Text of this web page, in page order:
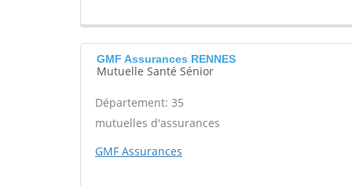
GMF Assurances RENNES
Mutuelle Santé Sénior
Département: 35
mutuelles d'assurances
GMF Assurances